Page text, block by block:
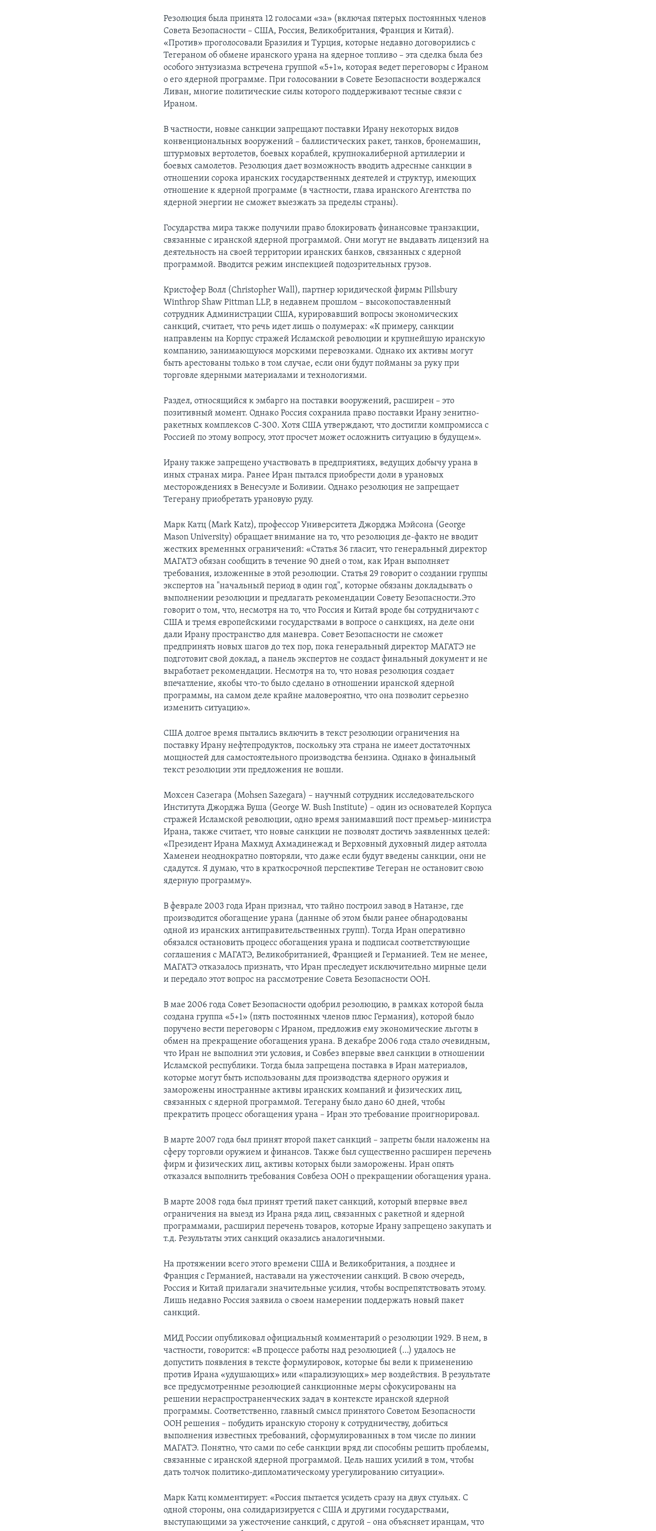
Резолюция была принята 12 голосами «за» (включая пятерых постоянных членов
Совета Безопасности – США, Россия, Великобритания, Франция и Китай).
«Против» проголосовали Бразилия и Турция, которые недавно договорились с
Тегераном об обмене иранского урана на ядерное топливо – эта сделка была без
особого энтузиазма встречена группой «5+1», которая ведет переговоры с Ираном
о его ядерной программе. При голосовании в Совете Безопасности воздержался
Ливан, многие политические силы которого поддерживают тесные связи с
Ираном.
В частности, новые санкции запрещают поставки Ирану некоторых видов
конвенциональных вооружений – баллистических ракет, танков, бронемашин,
штурмовых вертолетов, боевых кораблей, крупнокалиберной артиллерии и
боевых самолетов. Резолюция дает возможность вводить адресные санкции в
отношении сорока иранских государственных деятелей и структур, имеющих
отношение к ядерной программе (в частности, глава иранского Агентства по
ядерной энергии не сможет выезжать за пределы страны).
Государства мира также получили право блокировать финансовые транзакции,
связанные с иранской ядерной программой. Они могут не выдавать лицензий на
деятельность на своей территории иранских банков, связанных с ядерной
программой. Вводится режим инспекцией подозрительных грузов.
Кристофер Волл (Christopher Wall), партнер юридической фирмы Pillsbury
Winthrop Shaw Pittman LLP, в недавнем прошлом – высокопоставленный
сотрудник Администрации США, курировавший вопросы экономических
санкций, считает, что речь идет лишь о полумерах: «К примеру, санкции
направлены на Корпус стражей Исламской революции и крупнейшую иранскую
компанию, занимающуюся морскими перевозками. Однако их активы могут
быть арестованы только в том случае, если они будут пойманы за руку при
торговле ядерными материалами и технологиями.
Раздел, относящийся к эмбарго на поставки вооружений, расширен – это
позитивный момент. Однако Россия сохранила право поставки Ирану зенитно-
ракетных комплексов С-300. Хотя США утверждают, что достигли компромисса с
Россией по этому вопросу, этот просчет может осложнить ситуацию в будущем».
Ирану также запрещено участвовать в предприятиях, ведущих добычу урана в
иных странах мира. Ранее Иран пытался приобрести доли в урановых
месторождениях в Венесуэле и Боливии. Однако резолюция не запрещает
Тегерану приобретать урановую руду.
Марк Катц (Mark Katz), профессор Университета Джорджа Мэйсона (George
Mason University) обращает внимание на то, что резолюция де-факто не вводит
жестких временных ограничений: «Статья 36 гласит, что генеральный директор
МАГАТЭ обязан сообщить в течение 90 дней о том, как Иран выполняет
требования, изложенные в этой резолюции. Статья 29 говорит о создании группы
экспертов на "начальный период в один год", которые обязаны докладывать о
выполнении резолюции и предлагать рекомендации Совету Безопасности.Это
говорит о том, что, несмотря на то, что Россия и Китай вроде бы сотрудничают с
США и тремя европейскими государствами в вопросе о санкциях, на деле они
дали Ирану пространство для маневра. Совет Безопасности не сможет
предпринять новых шагов до тех пор, пока генеральный директор МАГАТЭ не
подготовит свой доклад, а панель экспертов не создаст финальный документ и не
выработает рекомендации. Несмотря на то, что новая резолюция создает
впечатление, якобы что-то было сделано в отношении иранской ядерной
программы, на самом деле крайне маловероятно, что она позволит серьезно
изменить ситуацию».
США долгое время пытались включить в текст резолюции ограничения на
поставку Ирану нефтепродуктов, поскольку эта страна не имеет достаточных
мощностей для самостоятельного производства бензина. Однако в финальный
текст резолюции эти предложения не вошли.
Мохсен Сазегара (Mohsen Sazegara) – научный сотрудник исследовательского
Института Джорджа Буша (George W. Bush Institute) – один из основателей Корпуса
стражей Исламской революции, одно время занимавший пост премьер-министра
Ирана, также считает, что новые санкции не позволят достичь заявленных целей:
«Президент Ирана Махмуд Ахмадинежад и Верховный духовный лидер аятолла
Хаменеи неоднократно повторяли, что даже если будут введены санкции, они не
сдадутся. Я думаю, что в краткосрочной перспективе Тегеран не остановит свою
ядерную программу».
В феврале 2003 года Иран признал, что тайно построил завод в Натанзе, где
производится обогащение урана (данные об этом были ранее обнародованы
одной из иранских антиправительственных групп). Тогда Иран оперативно
обязался остановить процесс обогащения урана и подписал соответствующие
соглашения с МАГАТЭ, Великобританией, Францией и Германией. Тем не менее,
МАГАТЭ отказалось признать, что Иран преследует исключительно мирные цели
и передало этот вопрос на рассмотрение Совета Безопасности ООН.
В мае 2006 года Совет Безопасности одобрил резолюцию, в рамках которой была
создана группа «5+1» (пять постоянных членов плюс Германия), которой было
поручено вести переговоры с Ираном, предложив ему экономические льготы в
обмен на прекращение обогащения урана. В декабре 2006 года стало очевидным,
что Иран не выполнил эти условия, и Совбез впервые ввел санкции в отношении
Исламской республики. Тогда была запрещена поставка в Иран материалов,
которые могут быть использованы для производства ядерного оружия и
заморожены иностранные активы иранских компаний и физических лиц,
связанных с ядерной программой. Тегерану было дано 60 дней, чтобы
прекратить процесс обогащения урана – Иран это требование проигнорировал.
В марте 2007 года был принят второй пакет санкций – запреты были наложены на
сферу торговли оружием и финансов. Также был существенно расширен перечень
фирм и физических лиц, активы которых были заморожены. Иран опять
отказался выполнить требования Совбеза ООН о прекращении обогащения урана.
В марте 2008 года был принят третий пакет санкций, который впервые ввел
ограничения на выезд из Ирана ряда лиц, связанных с ракетной и ядерной
программами, расширил перечень товаров, которые Ирану запрещено закупать и
т.д. Результаты этих санкций оказались аналогичными.
На протяжении всего этого времени США и Великобритания, а позднее и
Франция с Германией, наставали на ужесточении санкций. В свою очередь,
Россия и Китай прилагали значительные усилия, чтобы воспрепятствовать этому.
Лишь недавно Россия заявила о своем намерении поддержать новый пакет
санкций.
МИД России опубликовал официальный комментарий о резолюции 1929. В нем, в
частности, говорится: «В процессе работы над резолюцией (…) удалось не
допустить появления в тексте формулировок, которые бы вели к применению
против Ирана «удушающих» или «парализующих» мер воздействия. В результате
все предусмотренные резолюцией санкционные меры сфокусированы на
решении нераспространенческих задач в контексте иранской ядерной
программы. Соответственно, главный смысл принятого Советом Безопасности
ООН решения – побудить иранскую сторону к сотрудничеству, добиться
выполнения известных требований, сформулированных в том числе по линии
МАГАТЭ. Понятно, что сами по себе санкции вряд ли способны решить проблемы,
связанные с иранской ядерной программой. Цель наших усилий в том, чтобы
дать толчок политико-дипломатическому урегулированию ситуации».
Марк Катц комментирует: «Россия пытается усидеть сразу на двух стульях. С
одной стороны, она солидаризируется с США и другими государствами,
выступающими за ужесточение санкций, с другой – она объясняет иранцам, что